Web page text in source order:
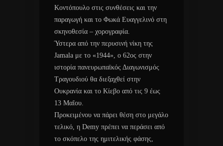
Κοντόπουλο στις συνθέσεις και την
παραγωγή και το Φωκά Ευαγγελινό στη
σκηνοθεσία – χορογραφία.
Ύστερα από την περυσινή νίκη της
Jamala με το «1944», ο 62ος στην
ιστορία πανευρωπαϊκός Διαγωνισμός
Τραγουδιού θα διεξαχθεί στην
Ουκρανία και το Κίεβο από τις 9 έως
13 Μαΐου.
Προκειμένου να πάρει θέση στο μεγάλο
τελικό, η Demy πρέπει να περάσει από
το σκόπελο της ημιτελικής φάσης,